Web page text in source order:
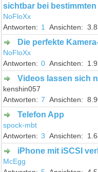
sichtbar bei
NoFloXx
1
Die perfekte
NoFloXx
0
Videos lassen sich
kenshin057
7
Telefon App
spock-mbt
3
iPhone mit iSCSI
McEgg